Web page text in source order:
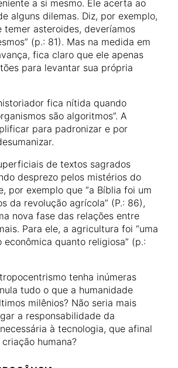
a si mesmo. Ele acerta ao
alguns dilemas. Diz, por exemplo,
temer asteroides, deveríamos
(p.: 81). Mas na medida em
fica claro que ele apenas
para levantar sua própria
fica nítida quando
são algoritmos”. A
para padronizar e por
de textos sagrados
desprezo pelos mistérios do
por exemplo que “a Bíblia foi um
da revolução agrícola” (P.: 86),
nova fase das relações entre
Para ele, a agricultura foi “uma
econômica quanto religiosa” (p.:
tenha inúmeras
tudo o que a humanidade
milênios? Não seria mais
a responsabilidade da
à tecnologia, que afinal
humana?